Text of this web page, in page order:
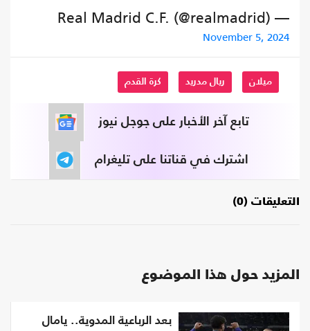
— Real Madrid C.F. (@realmadrid)
November 5, 2024
ميلان ريال مدريد كرة القدم
تابع آخر الأخبار على جوجل نيوز
اشترك في قناتنا على تليغرام
التعليقات (0)
المزيد حول هذا الموضوع
بعد الرباعية المدوية.. يامال